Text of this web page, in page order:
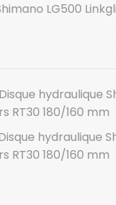
LG500
Disque hydraulique
RT30 180/160 mm
hydraulique
RT30 180/160 mm